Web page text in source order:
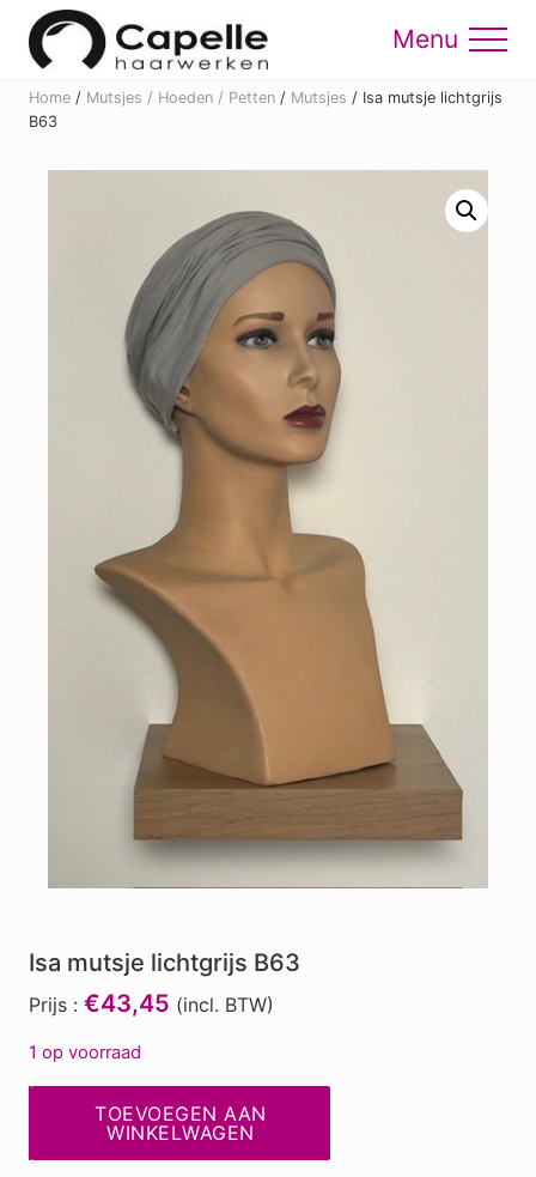
Menu
Skip
content
Skip
Menu
Home / Mutsjes / Hoeden / Petten / Mutsjes / Isa mutsje lichtgrijs
B63
Isa mutsje lichtgrijs B63
Prijs : €43,45 (incl. BTW)
1 op voorraad
lichtgrijs
TOEVOEGEN AAN
WINKELWAGEN